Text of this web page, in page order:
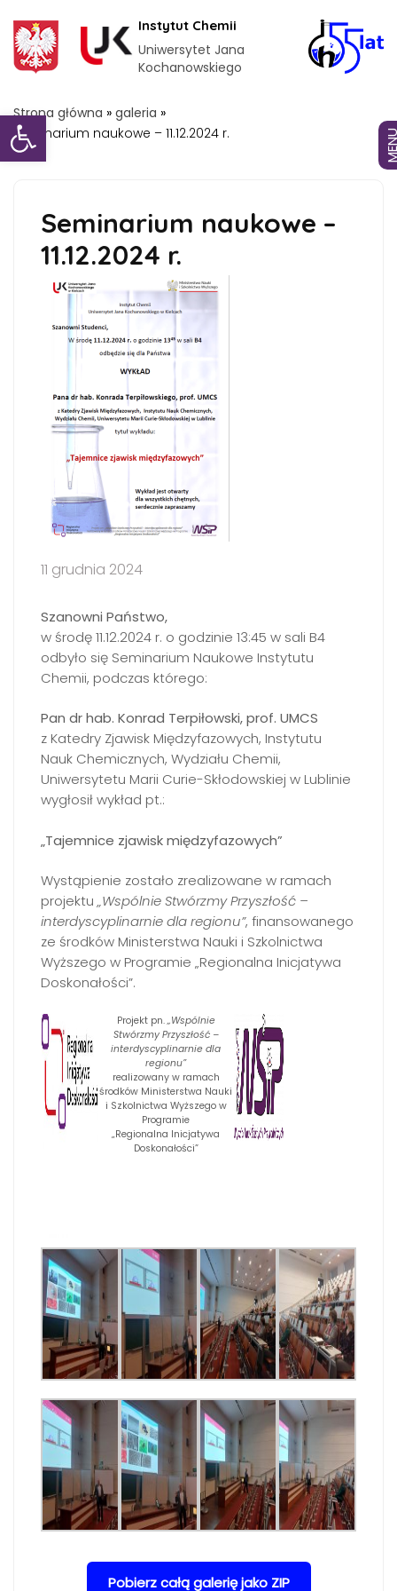
Otwórz pasek narzędzi
Instytut Chemii
Uniwersytet Jana
Kochanowskiego
Strona główna » galeria »
Seminarium naukowe – 11.12.2024 r.
Seminarium naukowe –
11.12.2024 r.
11 grudnia 2024
Szanowni Państwo,
w środę 11.12.2024 r. o godzinie 13:45 w sali B4
odbyło się Seminarium Naukowe Instytutu
Chemii, podczas którego:
Pan dr hab. Konrad Terpiłowski, prof. UMCS
z Katedry Zjawisk Międzyfazowych, Instytutu
Nauk Chemicznych, Wydziału Chemii,
Uniwersytetu Marii Curie-Skłodowskiej w Lublinie
wygłosił wykład pt.:
„Tajemnice zjawisk międzyfazowych”
Wystąpienie zostało zrealizowane w ramach
projektu „Wspólnie Stwórzmy Przyszłość –
interdyscyplinarnie dla regionu”, finansowanego
ze środków Ministerstwa Nauki i Szkolnictwa
Wyższego w Programie „Regionalna Inicjatywa
Doskonałości”.
Projekt pn. „Wspólnie
Stwórzmy Przyszłość –
interdyscyplinarnie dla
regionu”
realizowany w ramach
środków Ministerstwa Nauki
i Szkolnictwa Wyższego w
Programie
„Regionalna Inicjatywa
Doskonałości”
Pobierz całą galerię jako ZIP